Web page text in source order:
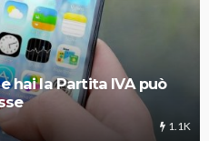
hai la Partita IVA può
1.1K